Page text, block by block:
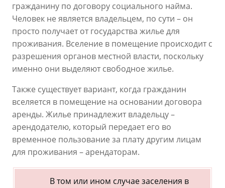
гражданину по договору социального найма.
Человек не является владельцем, по сути – он
просто получает от государства жилье для
проживания. Вселение в помещение происходит с
разрешения органов местной власти, поскольку
именно они выделяют свободное жилье.
Также существует вариант, когда гражданин
вселяется в помещение на основании договора
аренды. Жилье принадлежит владельцу –
арендодателю, который передает его во
временное пользование за плату другим лицам
для проживания – арендаторам.
В том или ином случае заселения в